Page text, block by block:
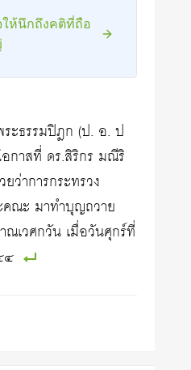
ห้นึกถึงคติที่ถือ
ะธรรมปิฎก (ป. อ. ป
อกาสที่ ดร.สิริกร มณีริ
ว่าการกระทรวง
คณะ มาทำบุญถวาย
เวศกวัน เมื่อวันศุกร์ที่
๔